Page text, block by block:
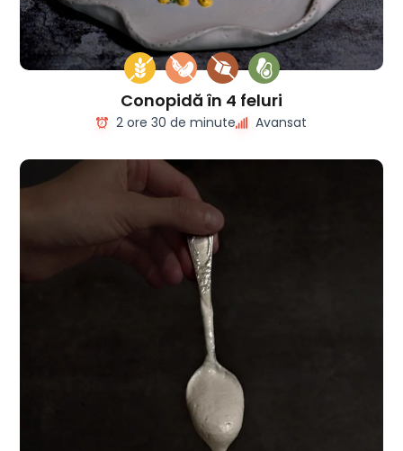
Conopidă în 4 feluri
2 ore 30 de minute Avansat